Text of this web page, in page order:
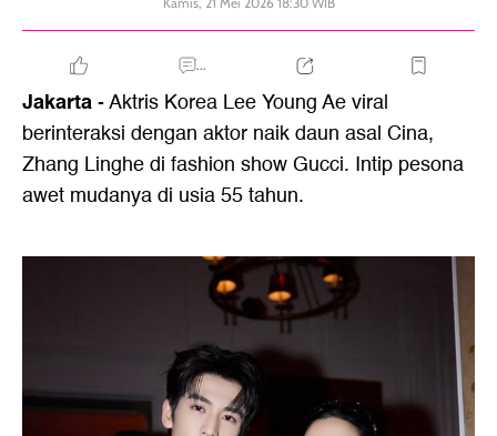
...
Jakarta- Aktris Korea Lee Young Ae viral
berinteraksi dengan aktor naik daun asal Cina,
Zhang Linghe di fashion show Gucci. Intip pesona
awet mudanya di usia 55 tahun.